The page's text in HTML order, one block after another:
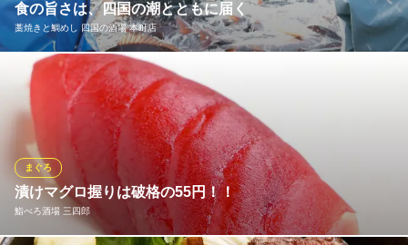
和牛と海鮮の居酒屋 Hajime （ハジメ）大阪本町
セルフ飲み放題の居酒屋
大阪メトロ御堂筋線本町駅16番出口 徒歩1分
大阪府大阪市中央区船場中央4-1-10 船場センタービル10号館B1
食の旨さは、四国の潮とともに届く
藁焼きと鯛めし 四国の酒場 本町店
海と人が近い港町・高知宿毛、愛媛愛南の海から届く旬の魚介。
生産者の顔が見える“ご馳走”を、大阪で気軽に味わえる『四国の酒
場』。昔ながらの温もりと四国の活気が共存する、どこか懐かし
い大衆酒場です。
藁焼きと鯛めし 四国の酒場 本町店
居酒屋 四国の郷土料理
大阪メトロ御堂筋線本町駅 徒歩2分
大阪府大阪市中央区備後町3-1-15
漬けマグロ握りは破格の55円！！
鮨べろ酒場 三四郎
まぐろ